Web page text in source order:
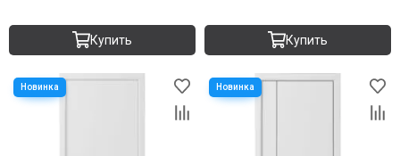
Купить Купить